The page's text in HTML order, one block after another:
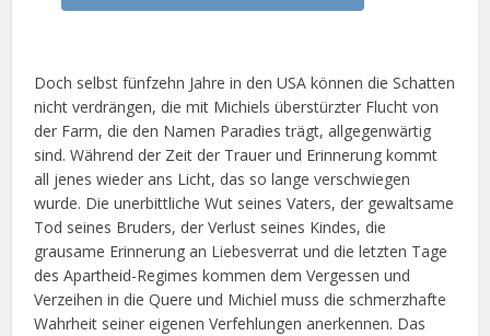
Doch selbst fünfzehn Jahre in den USA können die Schatten
nicht verdrängen, die mit Michiels überstürzter Flucht von
der Farm, die den Namen Paradies trägt, allgegenwärtig
sind. Während der Zeit der Trauer und Erinnerung kommt
all jenes wieder ans Licht, das so lange verschwiegen
wurde. Die unerbittliche Wut seines Vaters, der gewaltsame
Tod seines Bruders, der Verlust seines Kindes, die
grausame Erinnerung an Liebesverrat und die letzten Tage
des Apartheid-Regimes kommen dem Vergessen und
Verzeihen in die Quere und Michiel muss die schmerzhafte
Wahrheit seiner eigenen Verfehlungen anerkennen. Das